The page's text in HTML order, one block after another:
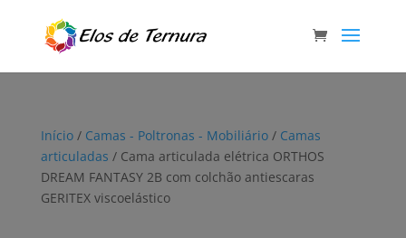
Início/ Camas - Poltronas - Mobiliário/ Camas
articuladas / Cama articulada elétrica ORTHOS
DREAM FANTASY 2B com colchão antiescaras
GERITEX viscoelástico